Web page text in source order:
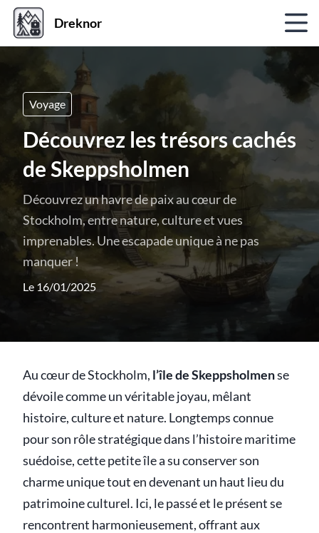
Dreknor
Voyage
Découvrez les trésors cachés
de Skeppsholmen
Découvrez un havre de paix au cœur de
Stockholm, entre nature, culture et vues
imprenables. Une escapade unique à ne pas
manquer !
Le 16/01/2025
Au cœur de Stockholm, l’île de Skeppsholmense
dévoile comme un véritable joyau, mêlant
histoire, culture et nature. Longtemps connue
pour son rôle stratégique dans l’histoire maritime
suédoise, cette petite île a su conserver son
charme unique tout en devenant un haut lieu du
patrimoine culturel. Ici, le passé et le présent se
rencontrent harmonieusement, offrant aux